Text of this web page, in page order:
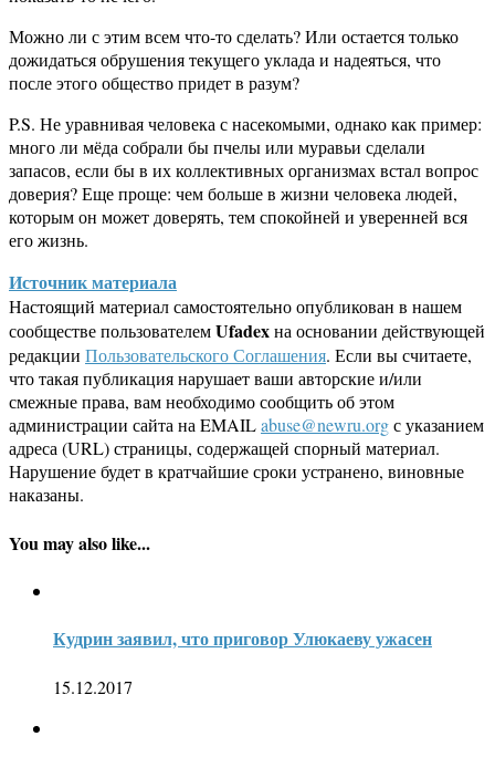
Можно ли с этим всем что-то сделать? Или остается только
дожидаться обрушения текущего уклада и надеяться, что
после этого общество придет в разум?
P.S. Не уравнивая человека с насекомыми, однако как пример:
много ли мёда собрали бы пчелы или муравьи сделали
запасов, если бы в их коллективных организмах встал вопрос
доверия? Еще проще: чем больше в жизни человека людей,
которым он может доверять, тем спокойней и уверенней вся
его жизнь.
Источник материала
Настоящий материал самостоятельно опубликован в нашем
сообществе пользователемUfadexна основании действующей
редакции Пользовательского Соглашения. Если вы считаете,
что такая публикация нарушает ваши авторские и/или
смежные права, вам необходимо сообщить об этом
администрации сайта на EMAILabuse@newru.orgс указанием
адреса (URL) страницы, содержащей спорный материал.
Нарушение будет в кратчайшие сроки устранено, виновные
наказаны.
You may also like...
Кудрин заявил, что приговор Улюкаеву ужасен
15.12.2017